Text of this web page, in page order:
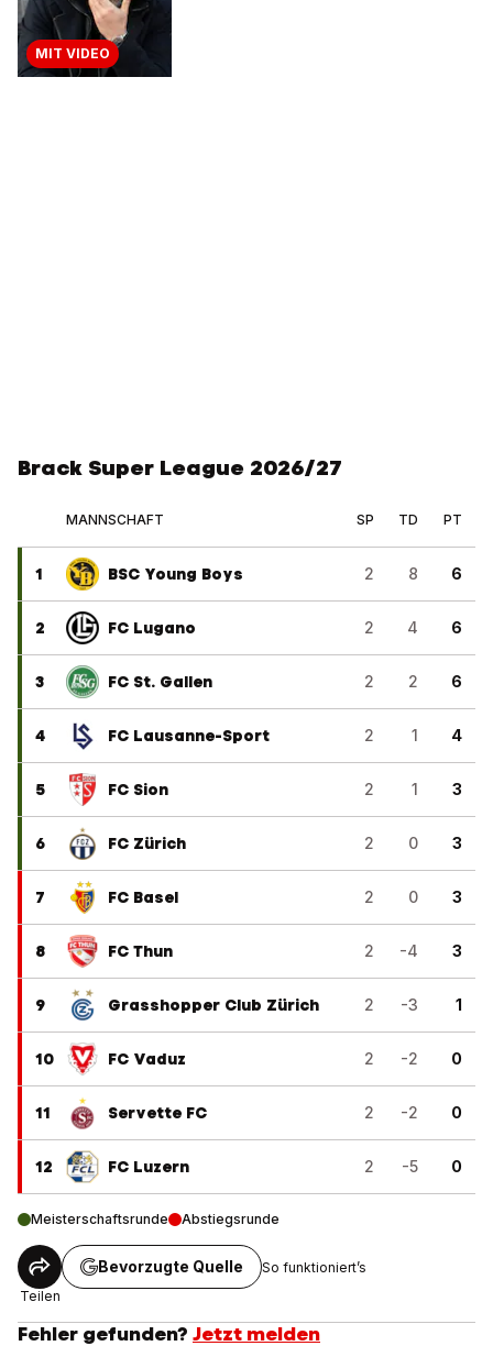
MIT VIDEO
Brack Super League 2026/27
MANNSCHAFT SP TD PT
1 BSC Young Boys 2 8 6
2 FC Lugano 2 4 6
3 FC St. Gallen 2 2 6
4 FC Lausanne-Sport 2 1 4
5 FC Sion 2 1 3
6 FC Zürich 2 0 3
7 FC Basel 2 0 3
8 FC Thun 2 -4 3
9 Grasshopper Club Zürich 2 -3 1
10 FC Vaduz 2 -2 0
11 Servette FC 2 -2 0
12 FC Luzern 2 -5 0
Meisterschaftsrunde Abstiegsrunde
Teilen
Bevorzugte Quelle So funktioniert’s
Fehler gefunden? Jetzt melden